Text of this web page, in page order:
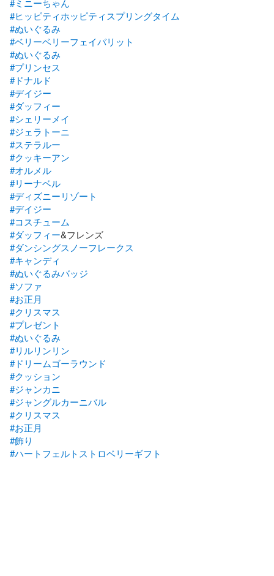
#ヒッピティホッピティスプリングタイム
#ぬいぐるみ
#ベリーベリーフェイバリット
#ぬいぐるみ
#プリンセス
#ドナルド
#デイジー
#ダッフィー
#シェリーメイ
#ジェラトーニ
#ステラルー
#クッキーアン
#オルメル
#リーナベル
#ディズニーリゾート
#デイジー
#コスチューム
#ダッフィー
#ダンシングスノーフレークス
#キャンディ
#ぬいぐるみバッジ
#ソファ
#お正月
#クリスマス
#プレゼント
#ぬいぐるみ
#リルリンリン
#ドリームゴーラウンド
#クッション
#ジャンカニ
#ジャングルカーニバル
#クリスマス
#お正月
#飾り
#ハートフェルトストロベリーギフト